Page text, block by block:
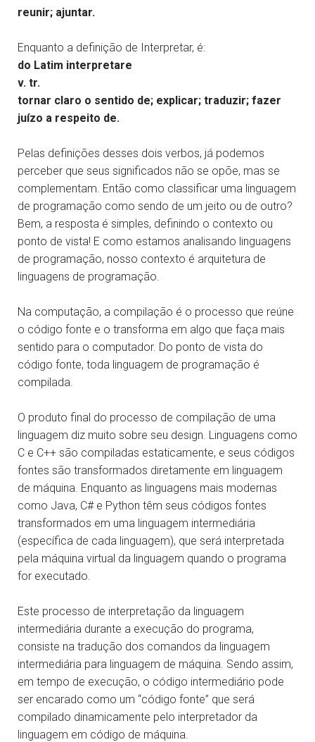
reunir; ajuntar.
Enquanto a definição de Interpretar, é:
do Latim interpretare
v. tr.
tornar claro o sentido de; explicar; traduzir; fazer
juízo a respeito de.
Pelas definições desses dois verbos, já podemos
perceber que seus significados não se opõe, mas se
complementam. Então como classificar uma linguagem
de programação como sendo de um jeito ou de outro?
Bem, a resposta é simples, definindo o contexto ou
ponto de vista! E como estamos analisando linguagens
de programação, nosso contexto é arquitetura de
linguagens de programação.
Na computação, a compilação é o processo que reúne
o código fonte e o transforma em algo que faça mais
sentido para o computador. Do ponto de vista do
código fonte, toda linguagem de programação é
compilada.
O produto final do processo de compilação de uma
linguagem diz muito sobre seu design. Linguagens como
C e C++ são compiladas estaticamente, e seus códigos
fontes são transformados diretamente em linguagem
de máquina. Enquanto as linguagens mais modernas
como Java, C# e Python têm seus códigos fontes
transformados em uma linguagem intermediária
(específica de cada linguagem), que será interpretada
pela máquina virtual da linguagem quando o programa
for executado.
Este processo de interpretação da linguagem
intermediária durante a execução do programa,
consiste na tradução dos comandos da linguagem
intermediária para linguagem de máquina. Sendo assim,
em tempo de execução, o código intermediário pode
ser encarado como um “código fonte” que será
compilado dinamicamente pelo interpretador da
linguagem em código de máquina.